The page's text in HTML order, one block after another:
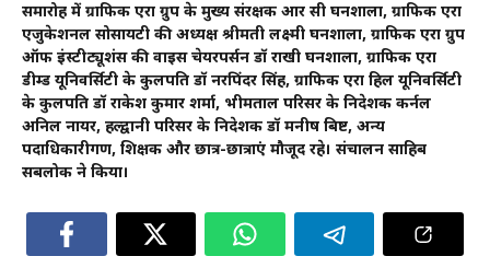
समारोह में ग्राफिक एरा ग्रुप के मुख्य संरक्षक आर सी घनशाला, ग्राफिक एरा
एजुकेशनल सोसायटी की अध्यक्ष श्रीमती लक्ष्मी घनशाला, ग्राफिक एरा ग्रुप
ऑफ इंस्टीट्यूशंस की वाइस चेयरपर्सन डॉ राखी घनशाला, ग्राफिक एरा
डीम्ड यूनिवर्सिटी के कुलपति डॉ नरपिंदर सिंह, ग्राफिक एरा हिल यूनिवर्सिटी
के कुलपति डॉ राकेश कुमार शर्मा, भीमताल परिसर के निदेशक कर्नल
अनिल नायर, हल्द्वानी परिसर के निदेशक डॉ मनीष बिष्ट, अन्य
पदाधिकारीगण, शिक्षक और छात्र-छात्राएं मौजूद रहे। संचालन साहिब
सबलोक ने किया।